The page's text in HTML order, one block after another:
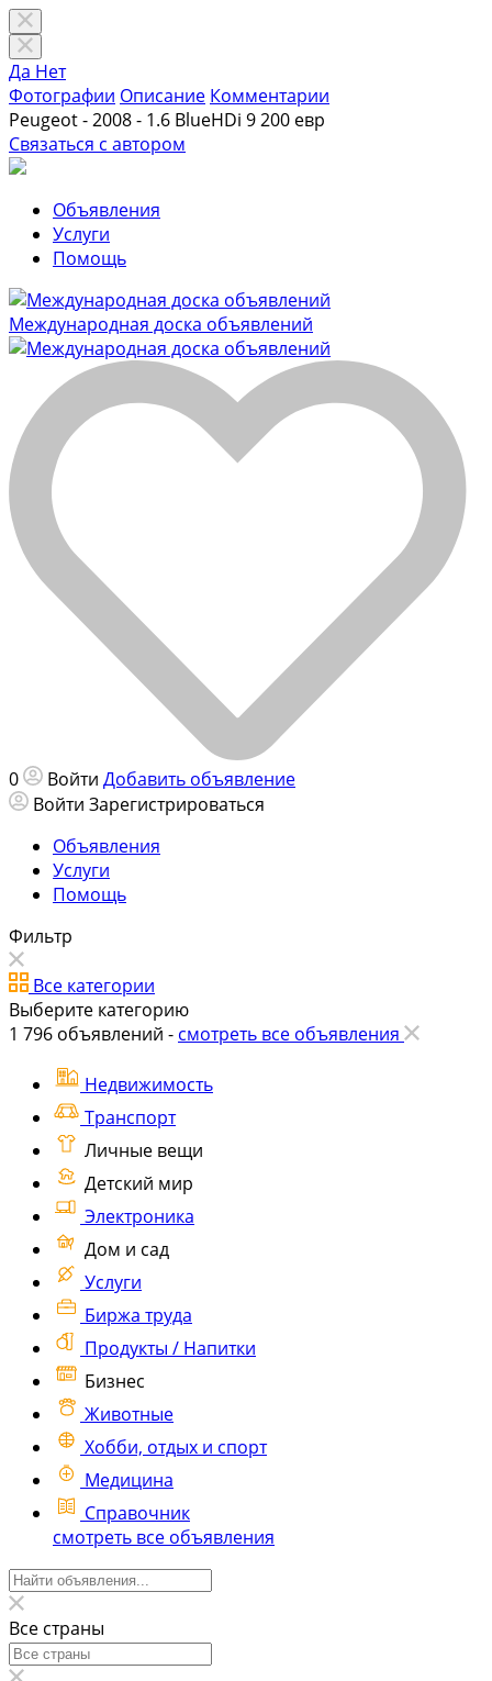
Да Нет
Фотографии Описание Комментарии
Peugeot - 2008 - 1.6 BlueHDi 9 200 евр
Связаться с автором
Объявления
Услуги
Помощь
Международная доска объявлений
0 Войти Добавить объявление
Войти Зарегистрироваться
Объявления
Услуги
Помощь
Фильтр
Все категории
Выберите категорию
1 796 объявлений - смотреть все объявления
Недвижимость
Транспорт
Личные вещи
Детский мир
Электроника
Дом и сад
Услуги
Биржа труда
Продукты / Напитки
Бизнес
Животные
Хобби, отдых и спорт
Медицина
Справочник
смотреть все объявления
Все страны